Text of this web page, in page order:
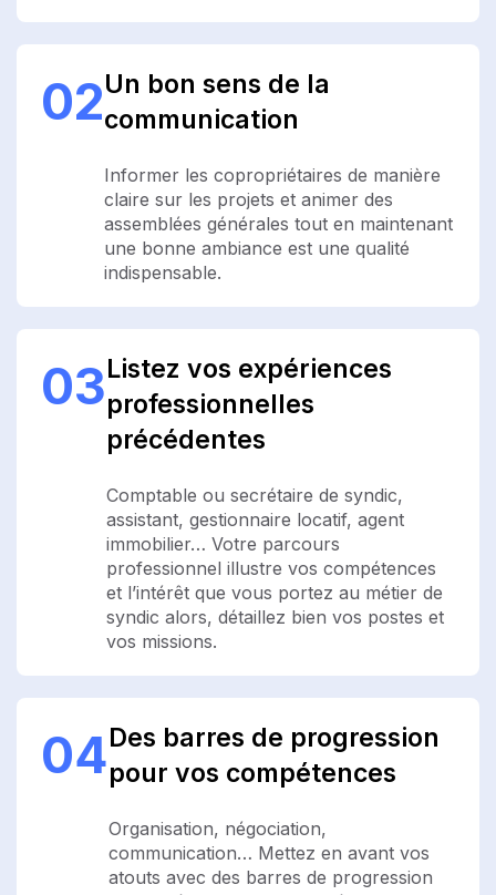
02Un bon sens de la
communication
Informer les copropriétaires de manière
claire sur les projets et animer des
assemblées générales tout en maintenant
une bonne ambiance est une qualité
indispensable.
03Listez vos expériences
professionnelles
précédentes
Comptable ou secrétaire de syndic,
assistant, gestionnaire locatif, agent
immobilier… Votre parcours
professionnel illustre vos compétences
et l’intérêt que vous portez au métier de
syndic alors, détaillez bien vos postes et
vos missions.
04Des barres de progression
pour vos compétences
Organisation, négociation,
communication… Mettez en avant vos
atouts avec des barres de progression